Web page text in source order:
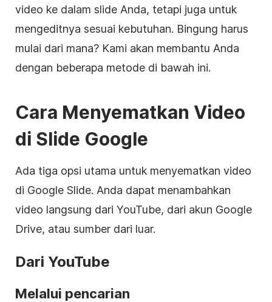
video ke dalam slide Anda, tetapi juga untuk
mengeditnya sesuai kebutuhan. Bingung harus
mulai dari mana? Kami akan membantu Anda
dengan beberapa metode di bawah ini.
Cara Menyematkan Video
di Slide Google
Ada tiga opsi utama untuk menyematkan video
di Google Slide. Anda dapat menambahkan
video langsung dari YouTube, dari akun Google
Drive, atau sumber dari luar.
Dari YouTube
Melalui pencarian